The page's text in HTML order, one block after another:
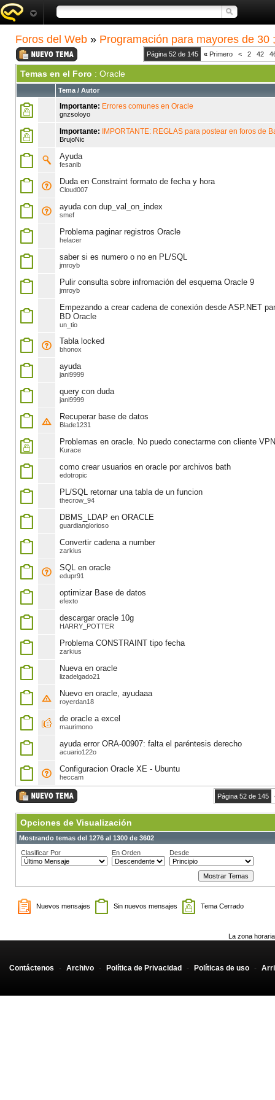
Foros del Web » Programación para mayores de 30
Página 52 de 145 « Primero < 2 42
Temas en el Foro : Oracle
Tema / Autor
Importante: Errores comunes en Oracle
gnzsoloyo
Importante: IMPORTANTE: REGLAS para postear en foros de
BrujoNic
Ayuda
fesanib
Duda en Constraint formato de fecha y hora
Cloud007
ayuda con dup_val_on_index
smef
Problema paginar registros Oracle
helacer
saber si es numero o no en PL/SQL
jmroyb
Pulir consulta sobre infromación del esquema Oracle 9
jmroyb
Empezando a crear cadena de conexión desde ASP.NET
BD Oracle
un_tio
Tabla locked
bhonox
ayuda
jani9999
query con duda
jani9999
Recuperar base de datos
Blade1231
Problemas en oracle. No puedo conectarme con cliente VPN
Kurace
como crear usuarios en oracle por archivos bath
edotropic
PL/SQL retornar una tabla de un funcion
thecrow_94
DBMS_LDAP en ORACLE
guardianglorioso
Convertir cadena a number
zarkius
SQL en oracle
edupr91
optimizar Base de datos
efexto
descargar oracle 10g
HARRY_POTTER
Problema CONSTRAINT tipo fecha
zarkius
Nueva en oracle
lizadelgado21
Nuevo en oracle, ayudaaa
royerdan18
de oracle a excel
maurimono
ayuda error ORA-00907: falta el paréntesis derecho
acuario122o
Configuracion Oracle XE - Ubuntu
heccam
Página 52 de 145
Opciones de Visualización
Mostrando temas del 1276 al 1300 de 3602
Clasificar Por
En Orden Desde
Nuevos mensajes Sin nuevos mensajes Tema Cerrado
La zona
Contáctenos - Archivo - Política de Privacidad - Políticas de uso -